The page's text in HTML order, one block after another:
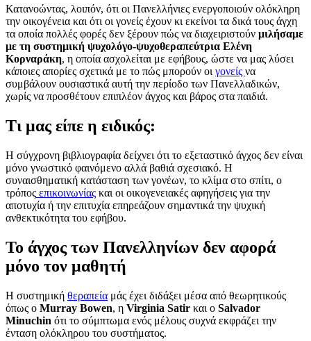
Κατανοώντας, λοιπόν, ότι οι Πανελλήνιες ενεργοποιούν ολόκληρη
την οικογένεια και ότι οι γονείς έχουν κι εκείνοι τα δικά τους άγχη
τα οποία πολλές φορές δεν ξέρουν πώς να διαχειριστούν μιλήσαμε
με τη συστημική ψυχολόγο-ψυχοθεραπεύτρια Ελένη
Κορναράκη, η οποία ασχολείται με εφήβους, ώστε να μας λύσει
κάποιες απορίες σχετικά με το πώς μπορούν οι γονείς να
συμβάλουν ουσιαστικά αυτή την περίοδο των Πανελλαδικών,
χωρίς να προσθέτουν επιπλέον άγχος και βάρος στα παιδιά.
Τι μας είπε η ειδικός:
Η σύγχρονη βιβλιογραφία δείχνει ότι το εξεταστικό άγχος δεν είναι
μόνο γνωστικό φαινόμενο αλλά βαθιά σχεσιακό. Η
συναισθηματική κατάσταση των γονέων, το κλίμα στο σπίτι, ο
τρόπος επικοινωνίας και οι οικογενειακές αφηγήσεις για την
αποτυχία ή την επιτυχία επηρεάζουν σημαντικά την ψυχική
ανθεκτικότητα του εφήβου.
Το άγχος των Πανελληνίων δεν αφορά
μόνο τον μαθητή
Η συστημική θεραπεία μάς έχει διδάξει μέσα από θεωρητικούς
όπως ο Murray Bowen, η Virginia Satir και ο Salvador
Minuchin ότι το σύμπτωμα ενός μέλους συχνά εκφράζει την
ένταση ολόκληρου του συστήματος.